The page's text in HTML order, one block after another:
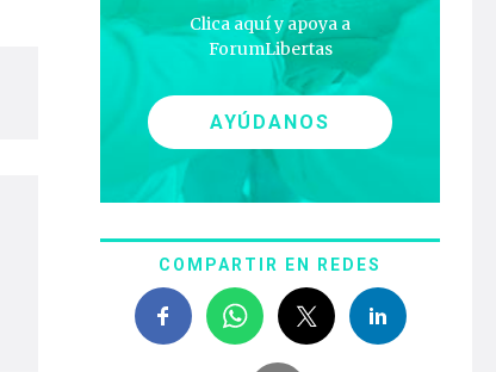
Clica aquí y apoya a
ForumLibertas
AYÚDANOS
COMPARTIR EN REDES